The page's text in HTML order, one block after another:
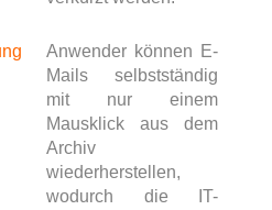
Anwender können E-
Mails selbstständig
mit nur einem
Mausklick aus dem
Archiv
wiederherstellen,
wodurch die IT-